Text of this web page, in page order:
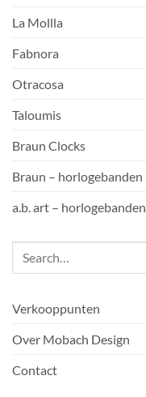
La Mollla
Fabnora
Otracosa
Taloumis
Braun Clocks
Braun – horlogebanden
a.b. art – horlogebanden
Verkooppunten
Over Mobach Design
Contact